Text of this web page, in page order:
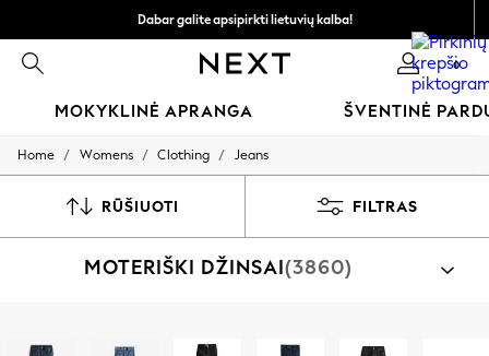
Dabar galite apsipirkti lietuvių kalba!
Greičiau ir saugiau,
atsiskaitymas naudojantis „Mokėjimas per banką“
0
MOKYKLINĖ APRANGA ŠVENTINĖ
SCHOOLWEAR
Shoes
Shirts
Underwear
Home / Womens / Clothing / Jeans
RŪŠIUOTI FILTRAS
MOTERIŠKI DŽINSAI(3860)